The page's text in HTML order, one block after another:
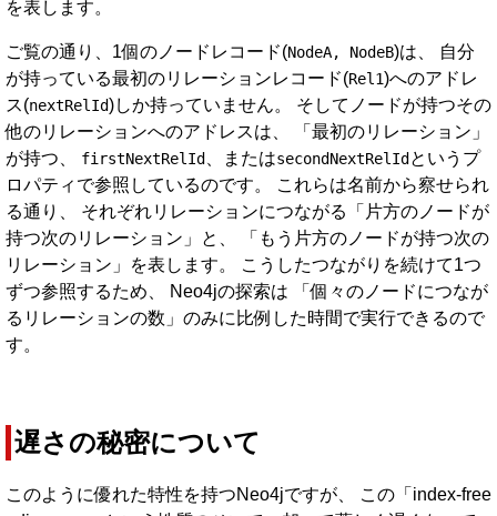
を表します。
ご覧の通り、1個のノードレコード(NodeA, NodeB)は、 自分
が持っている最初のリレーションレコード(Rel1)へのアドレ
ス(nextRelId)しか持っていません。 そしてノードが持つその
他のリレーションへのアドレスは、 「最初のリレーション」
が持つ、 firstNextRelId 、またはsecondNextRelIdというプ
ロパティで参照しているのです。 これらは名前から察せられ
る通り、 それぞれリレーションにつながる「片方のノードが
持つ次のリレーション」と、 「もう片方のノードが持つ次の
リレーション」を表します。 こうしたつながりを続けて1つ
ずつ参照するため、 Neo4jの探索は 「個々のノードにつなが
るリレーションの数」のみに比例した時間で実行できるので
す。
遅さの秘密について
このように優れた特性を持つNeo4jですが、 この「index-free